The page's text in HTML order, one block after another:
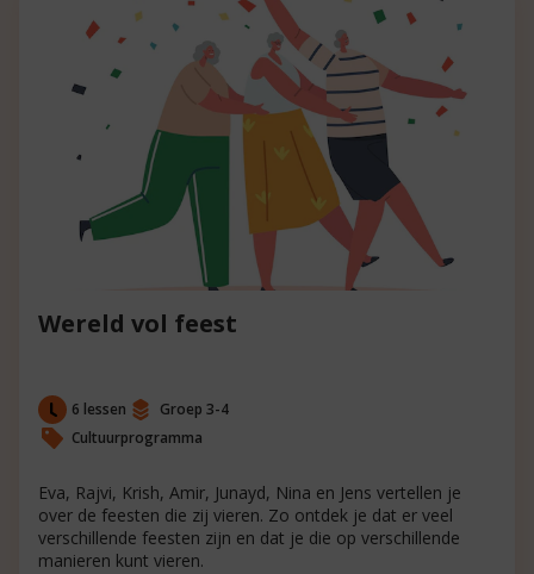
Wereld vol feest
6 lessen
Groep 3-4
Cultuurprogramma
Eva, Rajvi, Krish, Amir, Junayd, Nina en Jens vertellen je
over de feesten die zij vieren. Zo ontdek je dat er veel
verschillende feesten zijn en dat je die op verschillende
manieren kunt vieren.